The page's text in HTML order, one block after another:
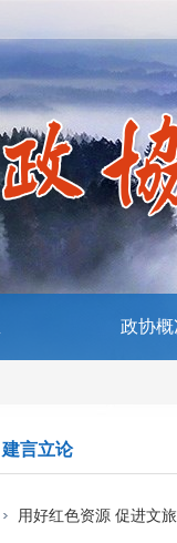
政协概
建言立论
用好红色资源 促进文